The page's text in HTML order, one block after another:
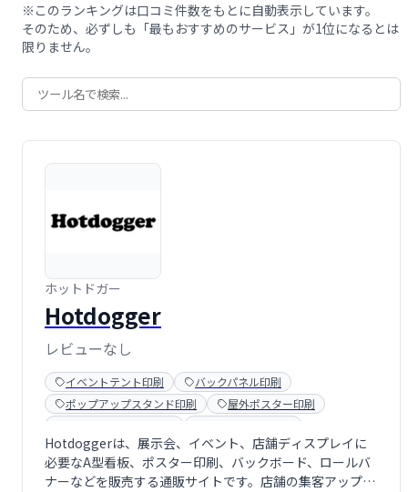
※このランキングは口コミ件数をもとに自動表示しています。
そのため、必ずしも「最もおすすめのサービス」が1位になるとは
限りません。
ホットドガー
Hotdogger
レビューなし
イベントテント印刷
バックパネル印刷
ポップアップスタンド印刷
屋外ポスター印刷
Hotdoggerは、展示会、イベント、店舗ディスプレイに
必要なA型看板、ポスター印刷、バックボード、ロールバ
ナーなどを販売する通販サイトです。店舗の集客アップや